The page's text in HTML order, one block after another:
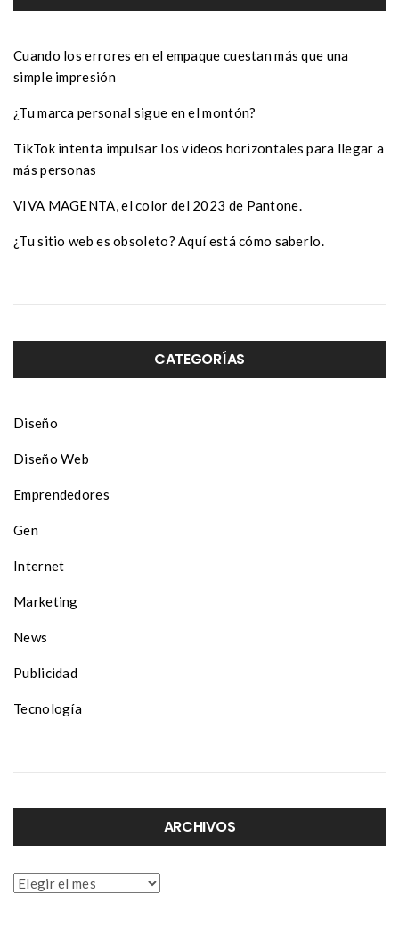
Cuando los errores en el empaque cuestan más que una
simple impresión
¿Tu marca personal sigue en el montón?
TikTok intenta impulsar los videos horizontales para llegar a
más personas
VIVA MAGENTA, el color del 2023 de Pantone.
¿Tu sitio web es obsoleto? Aquí está cómo saberlo.
CATEGORÍAS
Diseño
Diseño Web
Emprendedores
Gen
Internet
Marketing
News
Publicidad
Tecnología
ARCHIVOS
Archivos